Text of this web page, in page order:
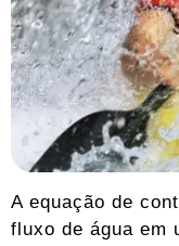
A equação de
fluxo de água em